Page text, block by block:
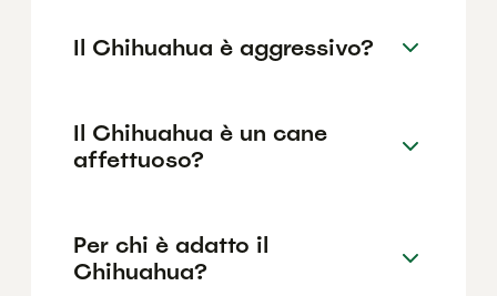
Il Chihuahua è aggressivo?
Il Chihuahua è un cane
affettuoso?
Per chi è adatto il
Chihuahua?